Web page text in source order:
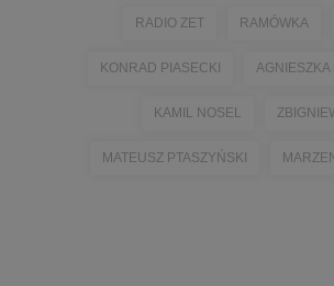
RADIO ZET RAMÓWKA
KONRAD PIASECKI
KAMIL NOSEL
MATEUSZ PTASZYŃSKI